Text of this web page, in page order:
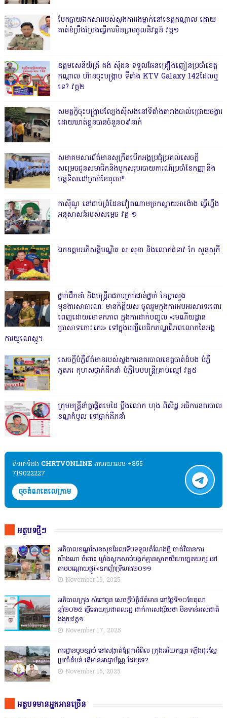
បែកធ្លាយឯកសាររបស់ស្នងការរងម្នាក់នៅខេត្តកណ្ដាល ដោយ
គាត់ខំប្រឹងប្រែងធ្វើការមិនព្រមចូលនិវត្តន៍ វគ្គ១
ឧត្តមសេនីយ៍ត្រី គង់ ស៊ីដន ទទួលផែនគ្រឿងញៀនប្រចាំខេត្ត
កណ្តាល ហ៊ានចុះបង្ក្រាប ទីតាំង KTV Galaxy 142ដែលឬ
ទេ? វគ្គ២
សមត្ថកិ្ចចុះបង្ក្រាបល្បែងស៊ីសងនៅទីតាំងតារាងបាល់ជ្រោយចង្វារ
ដោយឃាត់ខ្លួនបានចំនួន០៩នាក់
សមាគមសារព័ត៌មានសុក្រឹតបើកអង្គប្រជុំប្រគល់សេចក្តី
សម្រេចជូនសមាជិកនិងបូកសរុបរបាយការណ៍ប្រចាំខែកញ្ញានិង
បន្តទិសដៅប្រចាំខែតុលា!!
កាសុីណូ នៅជាប់ព្រំដែនវៀតណាមច្រកស្វាយអាង៉ោង ធ្វើហ្នឹង
អនុសាសន៍របស់សម្ដេច វគ្គ ១
ឯកឧត្តមអភិសន្តិបណ្ឌិត ស សុខា និងលោកជំទាវ កែ សួនសុភី
ថ្នាក់ដឹកនាំ និងមន្ត្រីរាជការគ្រប់ជាន់ថ្នាក់ នៃក្រសួង
មុខងារសាធារណៈ មានកិត្តិយស ចូលរួមក្នុងការអបអរសារទរពោរ
ពេញដោយមោទកភាព ក្នុងការដាក់បញ្ចូល «រមណីយដ្ឋាន
ប្រាសាទកោះកេរ» ទៅក្នុងបញ្ជីបេតិកភណ្ឌពិភពលោកនៃអង្គ
ការយូណេស្កូ។
សេចក្តីបំភ្លឺព័ត៌មានរបស់ស្នងការនគរបាលខេត្តបាត់ដំបង បំភ្លឺ
ភូតភរ កុហសថ្នាក់ដឹកនាំ បំភ្លឺបែបបន្ត្រីគ្រាប់ល្ពៅ វគ្គ៥
ក្រុមមន្ត្រីនាំគ្នាផ្ដិតមេដៃ ប្ដឹងលោក ហុង ពិសិដ្ឋ អធិការនគរបាល
ខណ្ឌកំបូល ទៅថ្នាក់ដឹកនាំ
ទំនាក់ទំនង​​ CHRTVONLINE តាមរយៈលេខ +855
719022227
ចុចតំណតេលេក្រាម
អត្ថបទថ្មីៗ
អភិបាលខណ្ឌសែនសុខដែលទើបទទួលតំណែងថ្មី ចាត់វិធានការ
យ៉ាងណា ចំពោះ ឃ្លាំងស្តុកសាច់បង្កក់គ្មានស្លាកយីហោខា្នតយក្ស នៅ
តាមបណ្តោយផ្លូវ<ឧកញ៉ាទ្រីហេង២០១១
November 19, 2025
អភិបាលក្រុង សំពៅពូន សេចក្តីបំភ្លឺព័ត៌មាន នៅថ្ងៃទី១០ខែតុលា
ឆ្នាំ២០២៥ ធ្វើអោយប្រជាពលរដ្ឋ ដាក់ការសង្ស័យថា មិនទាន់អស់ជាតិ
ងងុយវគ្គ១
November 17, 2025
ការដ្ឋានបូមខ្សាច់ នៅសង្កាត់ព្រែកអំពិល ក្រុងអរិយក្សត្រ ឡើងដុះស្លែ
ប្រចាំតំបន់ តើមានអាជ្ញាប័ណ្ណ ដែរឬទេ?
November 16, 2025
អត្ថបទមានអ្នកអានច្រើន